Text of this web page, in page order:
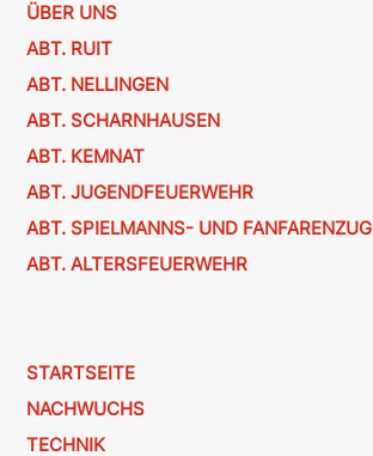
ÜBER UNS
ABT. RUIT
ABT. NELLINGEN
ABT. SCHARNHAUSEN
ABT. KEMNAT
ABT. JUGENDFEUERWEHR
ABT. SPIELMANNS- UND FANFARENZUG
ABT. ALTERSFEUERWEHR
STARTSEITE
NACHWUCHS
TECHNIK